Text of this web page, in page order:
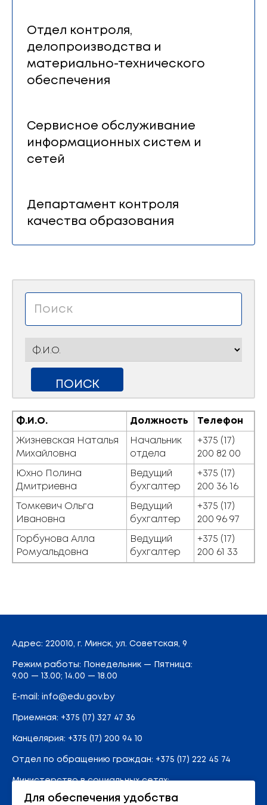
Отдел контроля,
делопроизводства и
материально-технического
обеспечения
Сервисное обслуживание
информационных систем и
сетей
Департамент контроля
качества образования
Ф.И.О. Должность Телефон
Жизневская Наталья
Михайловна
Начальник
отдела
+375 (17)
200 82 00
Юхно Полина
Дмитриевна
Ведущий
бухгалтер
+375 (17)
200 36 16
Томкевич Ольга
Ивановна
Ведущий
бухгалтер
+375 (17)
200 96 97
Горбунова Алла
Ромуальдовна
Ведущий
бухгалтер
+375 (17)
200 61 33
Адрес: 220010, г. Минск, ул. Советская, 9
Режим работы: Понедельник — Пятница:
9.00 — 13.00; 14.00 — 18.00
E-mail: info@edu.gov.by
Приемная: +375 (17) 327 47 36
Канцелярия: +375 (17) 200 94 10
Отдел по обращению граждан: +375 (17) 222 45 74
Министерство в социальных сетях:
Для обеспечения удобства